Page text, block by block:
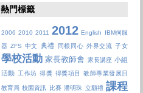
熱門標籤
2006 2010 2011 2012 English
IBM伺服
器 ZFS 中文 典禮 同根同心 外界交流 子女
學校活動 家長教師會 家長講座 小組
活動 工作坊 得獎 得獎項目 教師專業發展日
教育局 校園資訊 比賽 潘明珠 立願禮 課程